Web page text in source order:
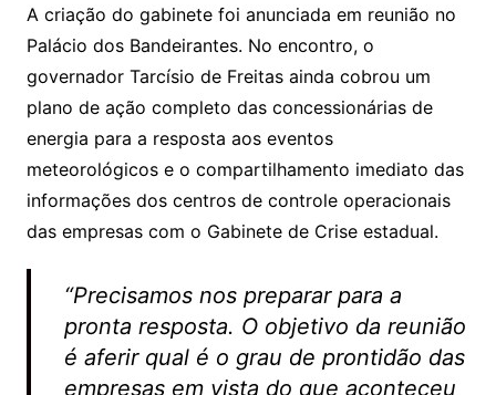
A criação do gabinete foi anunciada em reunião no
Palácio dos Bandeirantes. No encontro, o
governador Tarcísio de Freitas ainda cobrou um
plano de ação completo das concessionárias de
energia para a resposta aos eventos
meteorológicos e o compartilhamento imediato das
informações dos centros de controle operacionais
das empresas com o Gabinete de Crise estadual.
“Precisamos nos preparar para a
pronta resposta. O objetivo da reunião
é aferir qual é o grau de prontidão das
empresas em vista do que aconteceu